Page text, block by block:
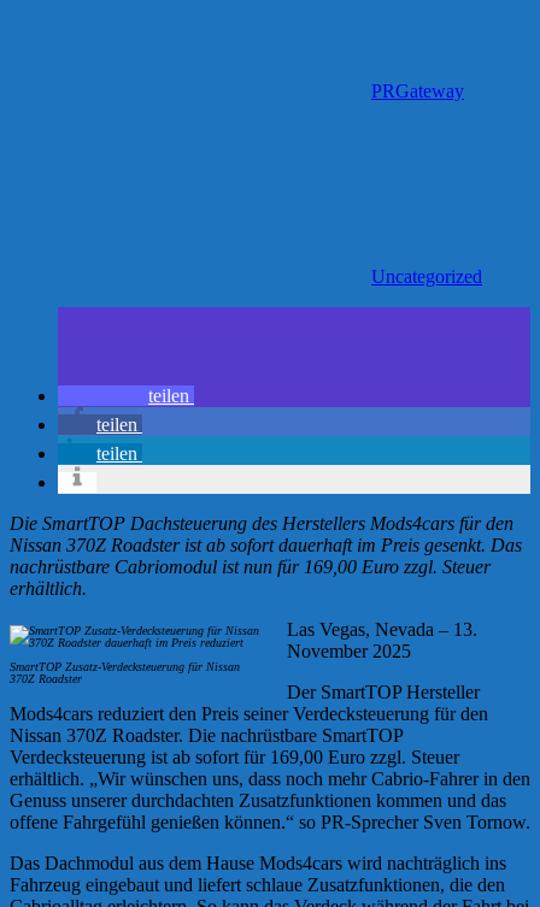
PRGateway
Uncategorized
teilen
teilen
teilen
Die SmartTOP Dachsteuerung des Herstellers Mods4cars für den
Nissan 370Z Roadster ist ab sofort dauerhaft im Preis gesenkt. Das
nachrüstbare Cabriomodul ist nun für 169,00 Euro zzgl. Steuer
erhältlich.
SmartTOP Zusatz-Verdecksteuerung für Nissan
370Z Roadster
Las Vegas, Nevada – 13.
November 2025
Der SmartTOP Hersteller
Mods4cars reduziert den Preis seiner Verdecksteuerung für den
Nissan 370Z Roadster. Die nachrüstbare SmartTOP
Verdecksteuerung ist ab sofort für 169,00 Euro zzgl. Steuer
erhältlich. „Wir wünschen uns, dass noch mehr Cabrio-Fahrer in den
Genuss unserer durchdachten Zusatzfunktionen kommen und das
offene Fahrgefühl genießen können.“ so PR-Sprecher Sven Tornow.
Das Dachmodul aus dem Hause Mods4cars wird nachträglich ins
Fahrzeug eingebaut und liefert schlaue Zusatzfunktionen, die den